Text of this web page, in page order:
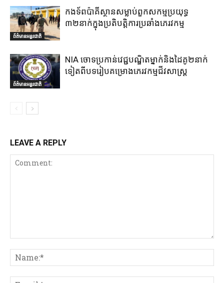
ព័ត៌មានអន្តរជាតិ
កងទ័ពប៉ាគីស្ថានសម្លាប់ពួកសកម្មប្រយុទ្ធ
៣២នាក់ក្នុងប្រតិបត្តិការប្រឆាំងភេរវកម្ម
ព័ត៌មានអន្តរជាតិ
NIA ចោទប្រកាន់វេជ្ជបណ្ឌិតម្នាក់និងដៃគូ២នាក់
ទៀតពីបទរៀបគម្រោងភេរវកម្មជីវសាស្ត្រ
LEAVE A REPLY